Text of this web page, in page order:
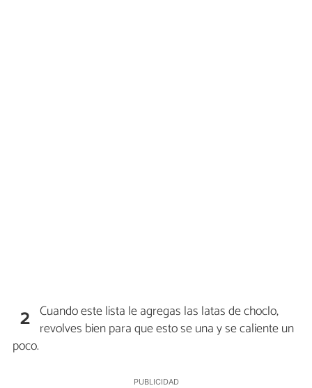
2 Cuando este lista le agregas las latas de choclo,
revolves bien para que esto se una y se caliente un
poco.